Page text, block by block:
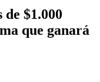
$1.000
que ganará